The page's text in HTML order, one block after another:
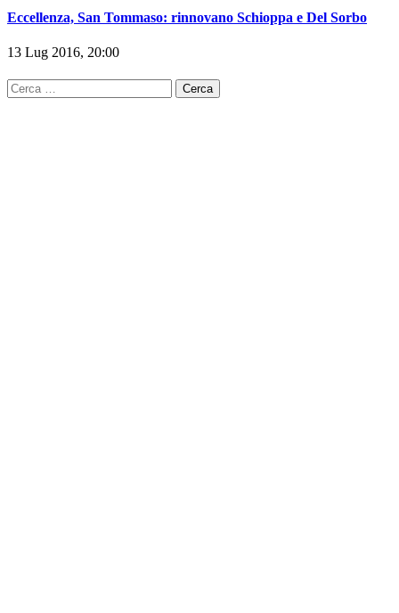
Eccellenza, San Tommaso: rinnovano Schioppa e Del Sorbo
13 Lug 2016, 20:00
Ricerca
per: